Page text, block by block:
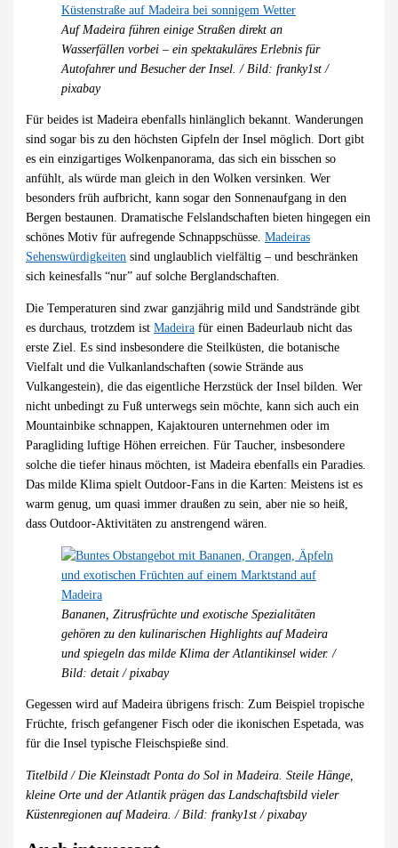
Auf Madeira führen einige Straßen direkt an
Wasserfällen vorbei – ein spektakuläres Erlebnis für
Autofahrer und Besucher der Insel. / Bild: franky1st /
pixabay
Für beides ist Madeira ebenfalls hinlänglich bekannt. Wanderungen
sind sogar bis zu den höchsten Gipfeln der Insel möglich. Dort gibt
es ein einzigartiges Wolkenpanorama, das sich ein bisschen so
anfühlt, als würde man gleich in den Wolken versinken. Wer
besonders früh aufbricht, kann sogar den Sonnenaufgang in den
Bergen bestaunen. Dramatische Felslandschaften bieten hingegen ein
schönes Motiv für aufregende Schnappschüsse.Madeiras
Sehenswürdigkeiten sind unglaublich vielfältig – und beschränken
sich keinesfalls “nur” auf solche Berglandschaften.
Die Temperaturen sind zwar ganzjährig mild und Sandstrände gibt
es durchaus, trotzdem istMadeira für einen Badeurlaub nicht das
erste Ziel. Es sind insbesondere die Steilküsten, die botanische
Vielfalt und die Vulkanlandschaften (sowie Strände aus
Vulkangestein), die das eigentliche Herzstück der Insel bilden. Wer
nicht unbedingt zu Fuß unterwegs sein möchte, kann sich auch ein
Mountainbike schnappen, Kajaktouren unternehmen oder im
Paragliding luftige Höhen erreichen. Für Taucher, insbesondere
solche die tiefer hinaus möchten, ist Madeira ebenfalls ein Paradies.
Das milde Klima spielt Outdoor-Fans in die Karten: Meistens ist es
warm genug, um quasi immer draußen zu sein, aber nie so heiß,
dass Outdoor-Aktivitäten zu anstrengend wären.
Bananen, Zitrusfrüchte und exotische Spezialitäten
gehören zu den kulinarischen Highlights auf Madeira
und spiegeln das milde Klima der Atlantikinsel wider. /
Bild: detait / pixabay
Gegessen wird auf Madeira übrigens frisch: Zum Beispiel tropische
Früchte, frisch gefangener Fisch oder die ikonischen Espetada, was
für die Insel typische Fleischspieße sind.
Titelbild / Die Kleinstadt Ponta do Sol in Madeira. Steile Hänge,
kleine Orte und der Atlantik prägen das Landschaftsbild vieler
Küstenregionen auf Madeira. / Bild: franky1st / pixabay